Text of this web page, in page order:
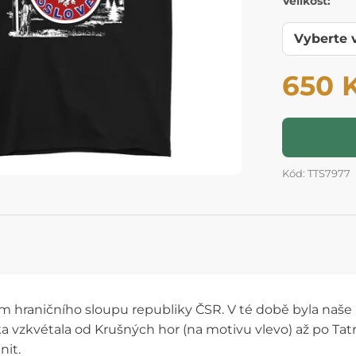
650
Kód: TTS7977
hraničního sloupu republiky ČSR. V té době byla
vzkvétala od Krušných hor (na motivu vlevo) až po